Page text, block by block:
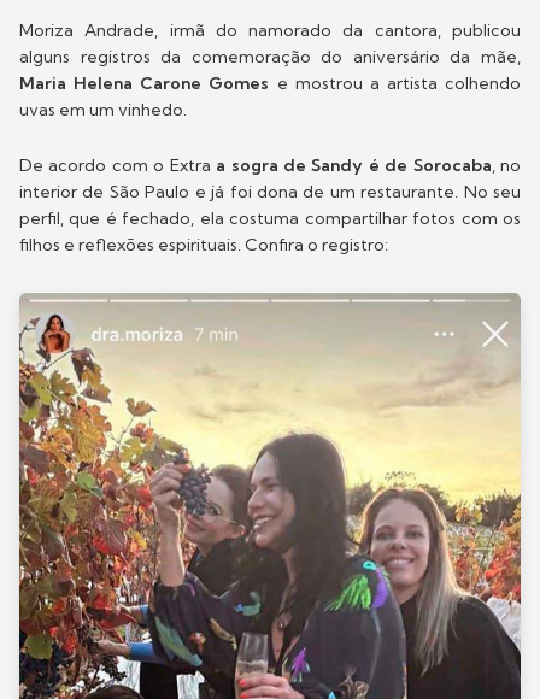
Moriza Andrade, irmã do namorado da cantora, publicou
alguns registros da comemoração do aniversário da mãe,
Maria Helena Carone Gomes e mostrou a artista colhendo
uvas em um vinhedo.
De acordo com o Extra a sogra de Sandy é de Sorocaba, no
interior de São Paulo e já foi dona de um restaurante. No seu
perfil, que é fechado, ela costuma compartilhar fotos com os
filhos e reflexões espirituais. Confira o registro: